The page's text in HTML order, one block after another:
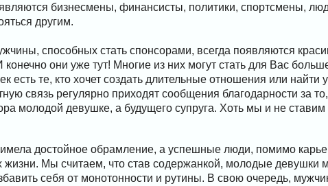
бизнесмены, финансисты, политики, спортсмены,
другим.
способных стать спонсорами, всегда появляются
конечно они уже тут! Многие из них могут стать для Вас
есть те, кто хочет создать длительные отношения или найти
связь регулярно приходят сообщения благодарности за
молодой девушке, а будущего супруга. Хоть мы и не ставим
достойное обрамление, а успешные люди, помимо
жизни. Мы считаем, что став содержанкой, молодые девушки
себя от монотонности и рутины. В свою очередь,